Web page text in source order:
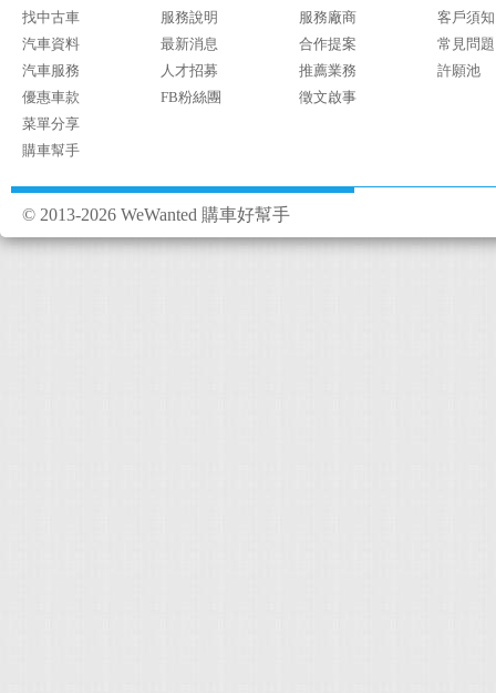
找中古車
汽車資料
汽車服務
優惠車款
菜單分享
購車幫手
服務說明
最新消息
人才招募
FB粉絲團
服務廠商
合作提案
推薦業務
徵文啟事
客戶須知
常見問題
許願池
© 2013-2026 WeWanted 購車好幫手